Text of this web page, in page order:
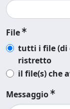
File
tutti i file (di
ristretto
il file(s) che
Messaggio